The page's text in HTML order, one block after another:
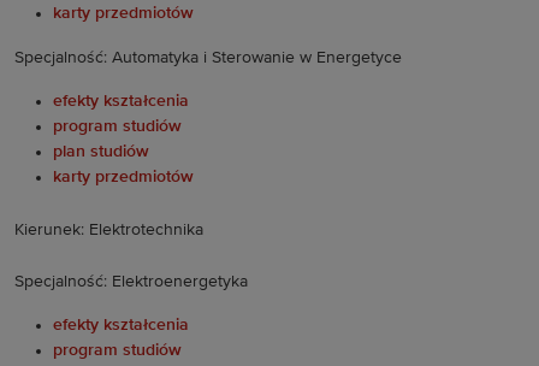
karty przedmiotów
Specjalność: Automatyka i Sterowanie w Energetyce
efekty kształcenia
program studiów
plan studiów
karty przedmiotów
Kierunek: Elektrotechnika
Specjalność: Elektroenergetyka
efekty kształcenia
program studiów